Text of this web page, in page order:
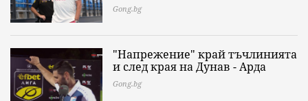
Gong.bg
"Напрежение" край тъчлинията
и след края на Дунав - Арда
Gong.bg